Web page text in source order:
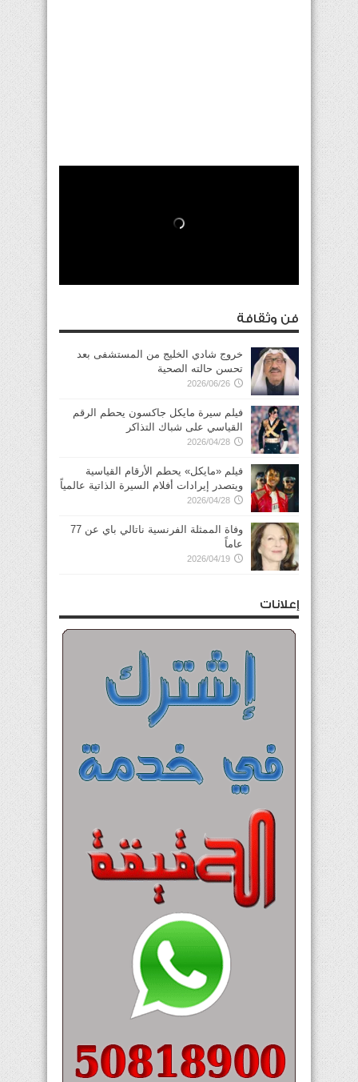
فن وثقافة
خروج شادي الخليج من المستشفى بعد
تحسن حالته الصحية
2026/06/26
فيلم سيرة مايكل جاكسون يحطم الرقم
القياسي على شباك التذاكر
2026/04/28
فيلم «مايكل» يحطم الأرقام القياسية
ويتصدر إيرادات أفلام السيرة الذاتية عالمياً
2026/04/28
وفاة الممثلة الفرنسية ناتالي باي عن 77
عاماً
2026/04/19
إعلانات